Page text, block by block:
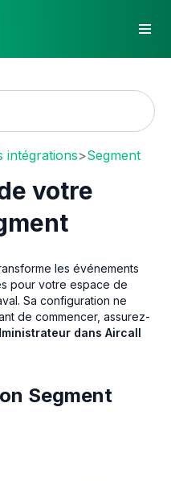
intégrations>Segment
votre
les événements
pour votre espace de
Sa configuration ne
de commencer, assurez-
dans Aircall
Segment